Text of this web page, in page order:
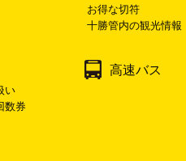
い
数券
お得な切符
十勝管内の観光情報
高速バス